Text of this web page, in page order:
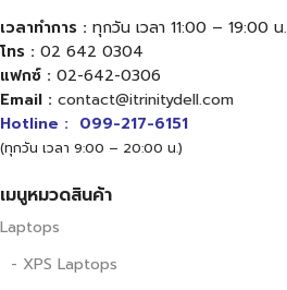
เวลาทำการ : ทุกวัน เวลา 11:00 – 19:00 น.
โทร : 02 642 0304
แฟกซ์ : 02-642-0306
Email : contact@itrinitydell.com
Hotline : 099-217-6151
(ทุกวัน เวลา 9:00 – 20:00 น.)
เมนูหมวดสินค้า
Laptops
- XPS Laptops